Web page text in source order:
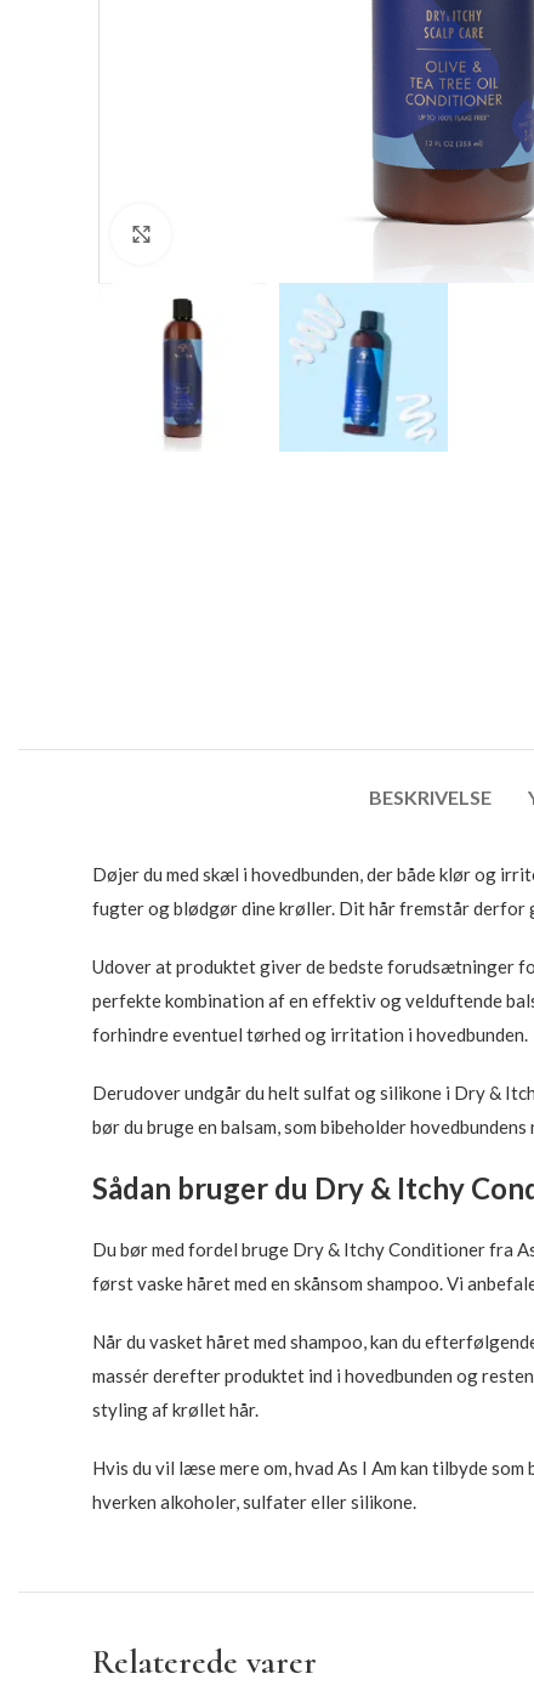
BESKRIVELSE
Døjer du med skæl i hovedbunden, der både klør og
fugter og blødgør dine krøller. Dit hår fremstår derfor
Udover at produktet giver de bedste forudsætninger
perfekte kombination af en effektiv og velduftende
forhindre eventuel tørhed og irritation i hovedbunden.
Derudover undgår du helt sulfat og silikone i Dry &
bør du bruge en balsam, som bibeholder
Sådan bruger du Dry & Itchy
Du bør med fordel bruge Dry & Itchy Conditioner fra
først vaske håret med en skånsom shampoo. Vi
Når du vasket håret med shampoo, kan du
massér derefter produktet ind i hovedbunden og
styling af krøllet hår.
Hvis du vil læse mere om, hvad As I Am kan tilbyde som
hverken alkoholer, sulfater eller silikone.
Relaterede varer